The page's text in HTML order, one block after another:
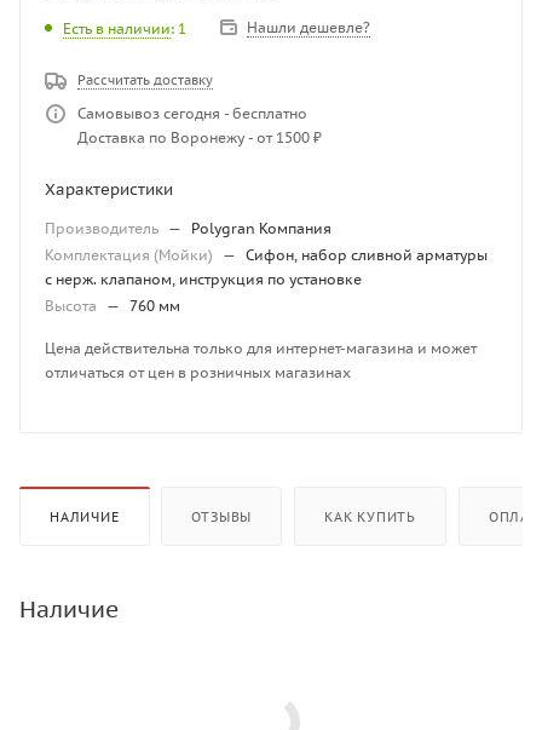
Есть в наличии: 1 Нашли дешевле?
Рассчитать доставку
Самовывоз сегодня - бесплатно
Доставка по Воронежу - от 1500 ₽
Характеристики
Производитель —
Polygran Компания
Комплектация (Мойки)
— Сифон, набор сливной арматуры
с нерж. клапаном, инструкция по установке
Высота
— 760 мм
Цена действительна только для интернет-магазина и может
отличаться от цен в розничных магазинах
НАЛИЧИЕ ОТЗЫВЫ КАК КУПИТЬ
Наличие